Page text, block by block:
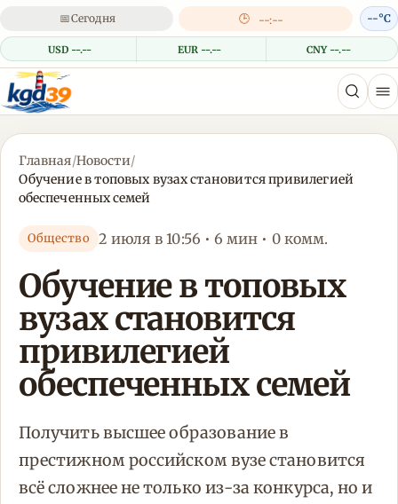
📅Сегодня 🕒 --:--
USD --.-- EUR --.-- CNY --.--
--°C
Главная/Новости/
Обучение в топовых вузах становится привилегией
обеспеченных семей
Общество 2 июля в 10:56 • 6 мин • 0 комм.
Обучение в топовых
вузах становится
привилегией
обеспеченных семей
Получить высшее образование в
престижном российском вузе становится
всё сложнее не только из-за конкурса, но и